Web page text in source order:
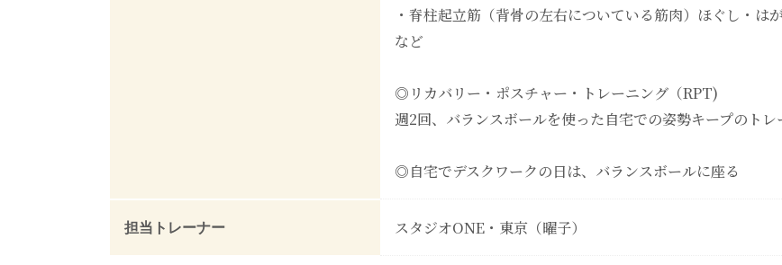
・脊柱起立筋（背骨の左右についている筋肉）ほぐし・は
など
◎リカバリー・ポスチャー・トレーニング（RPT)
週2回、バランスボールを使った自宅での姿勢キープのト
◎自宅でデスクワークの日は、バランスボールに座る
担当トレーナー スタジオONE・東京（曜子）